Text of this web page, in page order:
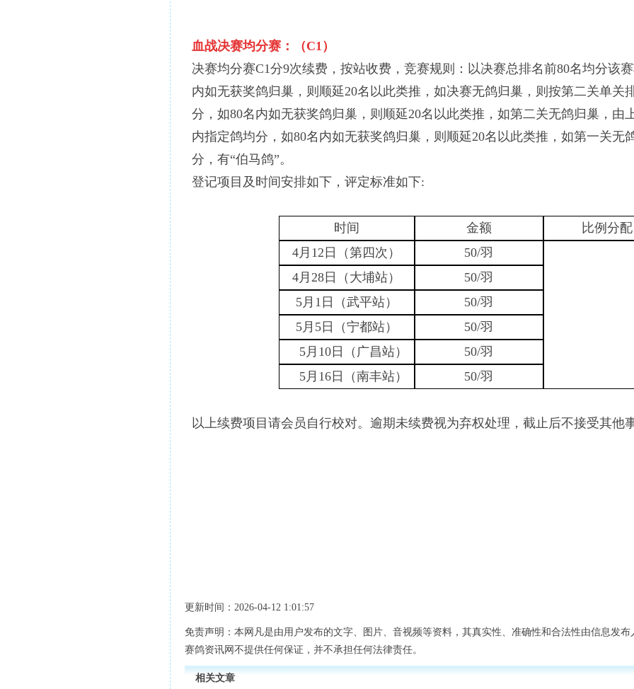
血战决赛均分赛：（C1）
决赛均分赛C1分9次续费，按站收费，竞赛规则：以决赛总排名前80名均分该
内如无获奖鸽归巢，则顺延20名以此类推，如决赛无鸽归巢，则按第二关单关
分，如80名内如无获奖鸽归巢，则顺延20名以此类推，如第二关无鸽归巢，由
内指定鸽均分，如80名内如无获奖鸽归巢，则顺延20名以此类推，如第一关无
分，有“伯马鸽”。
登记项目及时间安排如下，评定标准如下:
时间 金额
比例分配
4月12日（第四次）
50/羽
4月28日（大埔站）
50/羽
5月1日（武平站）
50/羽
5月5日（宁都站）
50/羽
5月10日（广昌站）
50/羽
5月16日（南丰站）
50/羽
以上续费项目请会员自行校对。逾期未续费视为弃权处理，截止后不接受其他
更新时间：2026-04-12 1:01:57
免责声明：本网凡是由用户发布的文字、图片、音视频等资料，其真实性、准确性和合法性由信息发
赛鸽资讯网不提供任何保证，并不承担任何法律责任。
相关文章